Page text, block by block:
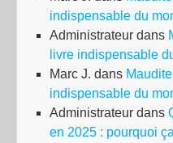
indispensable du
Administrateur dans
livre indispensable
Marc J. dans
indispensable du
Administrateur dans
en 2025 : pourquoi